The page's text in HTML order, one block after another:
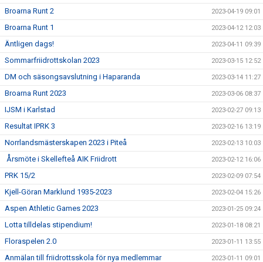
Broarna Runt 2 2023-04-19 09:01
Broarna Runt 1 2023-04-12 12:03
Äntligen dags! 2023-04-11 09:39
Sommarfriidrottskolan 2023 2023-03-15 12:52
DM och säsongsavslutning i Haparanda 2023-03-14 11:27
Broarna Runt 2023 2023-03-06 08:37
IJSM i Karlstad 2023-02-27 09:13
Resultat IPRK 3 2023-02-16 13:19
Norrlandsmästerskapen 2023 i Piteå 2023-02-13 10:03
Årsmöte i Skellefteå AIK Friidrott 2023-02-12 16:06
PRK 15/2 2023-02-09 07:54
Kjell-Göran Marklund 1935-2023 2023-02-04 15:26
Aspen Athletic Games 2023 2023-01-25 09:24
Lotta tilldelas stipendium! 2023-01-18 08:21
Floraspelen 2.0 2023-01-11 13:55
Anmälan till friidrottsskola för nya medlemmar 2023-01-11 09:01